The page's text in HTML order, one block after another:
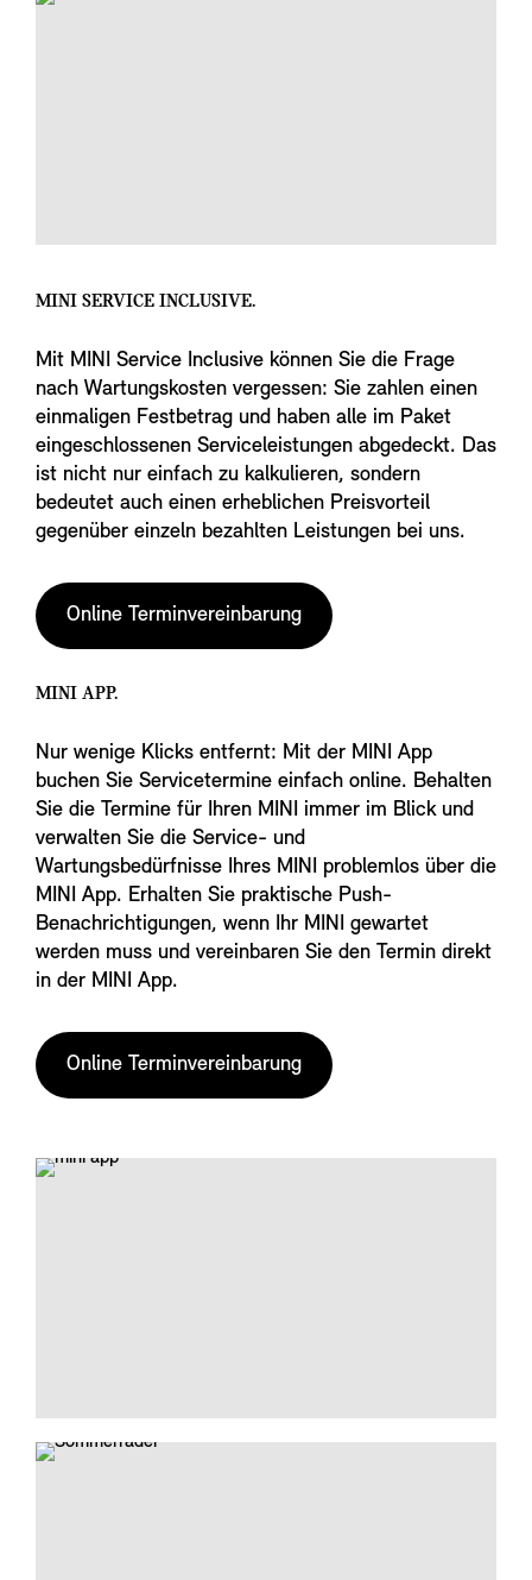
MINI SERVICE INCLUSIVE.
Mit MINI Service Inclusive können Sie die Frage
nach Wartungskosten vergessen: Sie zahlen einen
einmaligen Festbetrag und haben alle im Paket
eingeschlossenen Serviceleistungen abgedeckt. Das
ist nicht nur einfach zu kalkulieren, sondern
bedeutet auch einen erheblichen Preisvorteil
gegenüber einzeln bezahlten Leistungen bei uns.
Online Terminvereinbarung
MINI APP.
Nur wenige Klicks entfernt: Mit der MINI App
buchen Sie Servicetermine einfach online. Behalten
Sie die Termine für Ihren MINI immer im Blick und
verwalten Sie die Service- und
Wartungsbedürfnisse Ihres MINI problemlos über die
MINI App. Erhalten Sie praktische Push-
Benachrichtigungen, wenn Ihr MINI gewartet
werden muss und vereinbaren Sie den Termin direkt
in der MINI App.
Online Terminvereinbarung